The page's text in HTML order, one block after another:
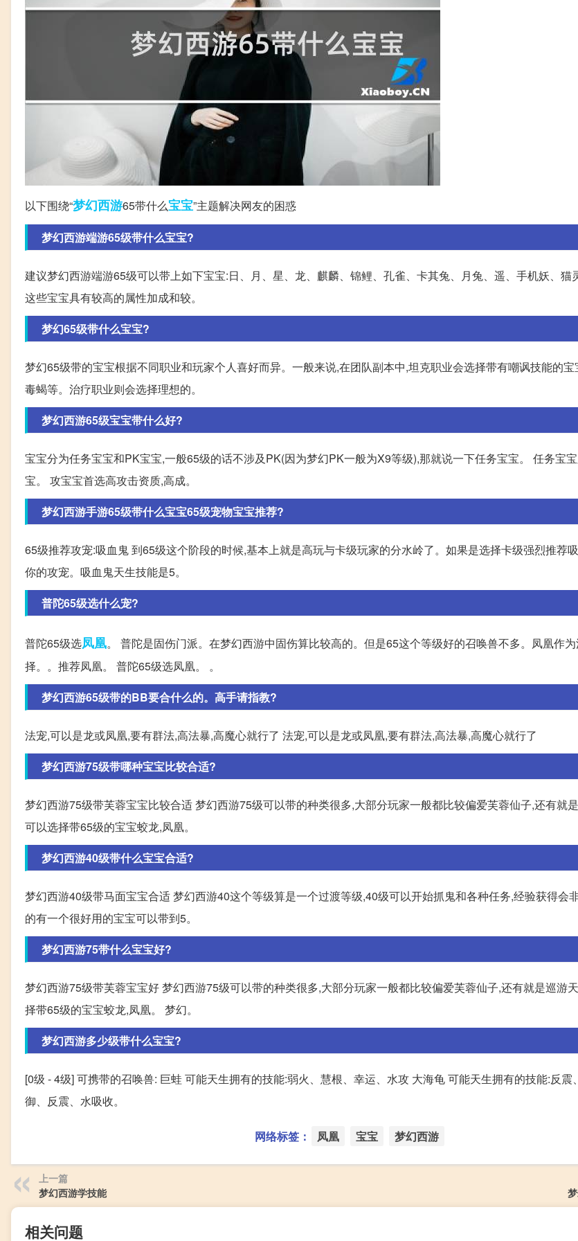
以下围绕“梦幻西游65带什么宝宝”主题解决网友的困惑
梦幻西游端游65级带什么宝宝?
建议梦幻西游端游65级可以带上如下宝宝:日、月、星、龙、麒麟、锦鲤、孔雀、卡其兔、月兔、遥、手机妖、猫
这些宝宝具有较高的属性加成和较。
梦幻65级带什么宝宝?
梦幻65级带的宝宝根据不同职业和玩家个人喜好而异。一般来说,在团队副本中,坦克职业会选择带有嘲讽技能的
毒蝎等。治疗职业则会选择理想的。
梦幻西游65级宝宝带什么好?
宝宝分为任务宝宝和PK宝宝,一般65级的话不涉及PK(因为梦幻PK一般为X9等级),那就说一下任务宝宝。 任务宝
宝。 攻宝宝首选高攻击资质,高成。
梦幻西游手游65级带什么宝宝65级宠物宝宝推荐?
65级推荐攻宠:吸血鬼 到65级这个阶段的时候,基本上就是高玩与卡级玩家的分水岭了。如果是选择卡级强烈推荐
你的攻宠。吸血鬼天生技能是5。
普陀65级选什么宠?
普陀65级选凤凰。 普陀是固伤门派。在梦幻西游中固伤算比较高的。但是65这个等级好的召唤兽不多。凤凰作
择。。推荐凤凰。 普陀65级选凤凰。 。
梦幻西游65级带的BB要合什么的。高手请指教?
法宠,可以是龙或凤凰,要有群法,高法暴,高魔心就行了 法宠,可以是龙或凤凰,要有群法,高法暴,高魔心就行了
梦幻西游75级带哪种宝宝比较合适?
梦幻西游75级带芙蓉宝宝比较合适 梦幻西游75级可以带的种类很多,大部分玩家一般都比较偏爱芙蓉仙子,还有就
可以选择带65级的宝宝蛟龙,凤凰。
梦幻西游40级带什么宝宝合适?
梦幻西游40级带马面宝宝合适 梦幻西游40这个等级算是一个过渡等级,40级可以开始抓鬼和各种任务,经验获得会
的有一个很好用的宝宝可以带到5。
梦幻西游75带什么宝宝好?
梦幻西游75级带芙蓉宝宝好 梦幻西游75级可以带的种类很多,大部分玩家一般都比较偏爱芙蓉仙子,还有就是巡游
择带65级的宝宝蛟龙,凤凰。 梦幻。
梦幻西游多少级带什么宝宝?
[0级 - 4级] 可携带的召唤兽: 巨蛙 可能天生拥有的技能:弱火、慧根、幸运、水攻 大海龟 可能天生拥有的技能:反震
御、反震、水吸收。
网络标签： 凤凰 宝宝 梦幻西游
上一篇
梦幻西游学技能
相关问题